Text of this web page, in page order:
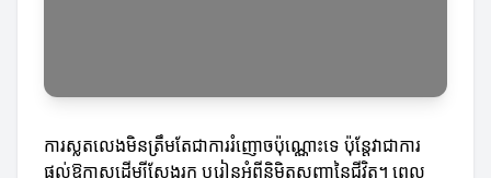
ការស្លតលេងមិនត្រឹមតែជាការរំញោចប៉ុណ្ណោះទេ ប៉ុន្តែវាជាការ
ផ្តល់ឱកាសដើម្បីស្វែងរក ឬរៀនអំពីនិមិត្តសញ្ញានៃជីវិត។ ពេល